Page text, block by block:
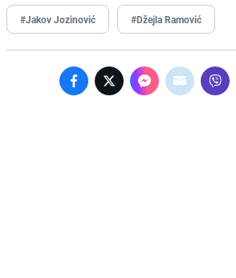
#Jakov Jozinović #Džejla Ramović